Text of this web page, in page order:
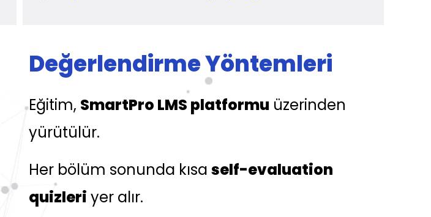
Değerlendirme Yöntemleri
Eğitim, SmartPro LMS platformu üzerinden
yürütülür.
Her bölüm sonunda kısa self-evaluation
quizleri yer alır.